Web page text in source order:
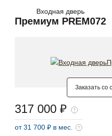
Входная дверь
Премиум PREM072
Заказать со
317 000 ₽
от 31 700 ₽ в мес.